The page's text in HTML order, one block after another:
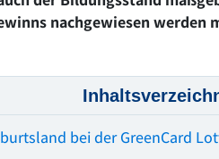
nachgewiesen werden
bei der GreenCard